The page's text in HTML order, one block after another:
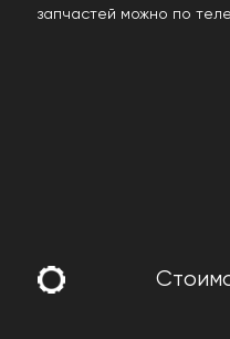
запчастей можно по